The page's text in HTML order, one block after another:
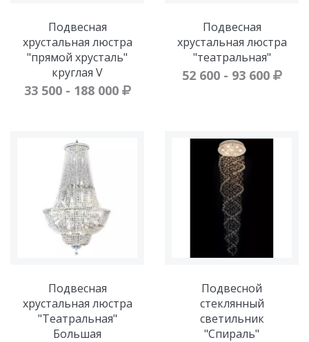
Подвесная
хрустальная люстра
"прямой хрусталь"
круглая V
33 500 - 188 000
Подвесная
хрустальная люстра
"театральная"
52 600 - 93 600
Подвесная
хрустальная люстра
"Театральная"
Большая
Подвесной
стеклянный
светильник
"Спираль"